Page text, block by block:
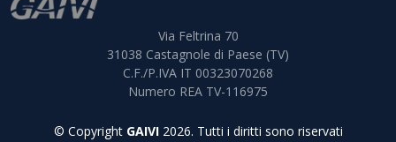
Via Feltrina 70
31038 Castagnole di Paese (TV)
C.F./P.IVA IT 00323070268
Numero REA TV-116975
© Copyright GAIVI2026. Tutti i diritti sono riservati